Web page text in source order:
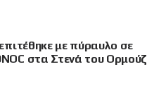
με πύραυλο σε
στα Στενά του Ορμούζ